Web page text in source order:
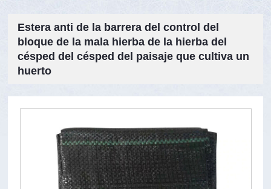
Estera anti de la barrera del control del
bloque de la mala hierba de la hierba del
césped del césped del paisaje que cultiva un
huerto